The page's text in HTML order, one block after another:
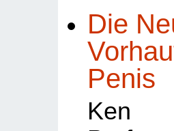
Die
Penis
Ken